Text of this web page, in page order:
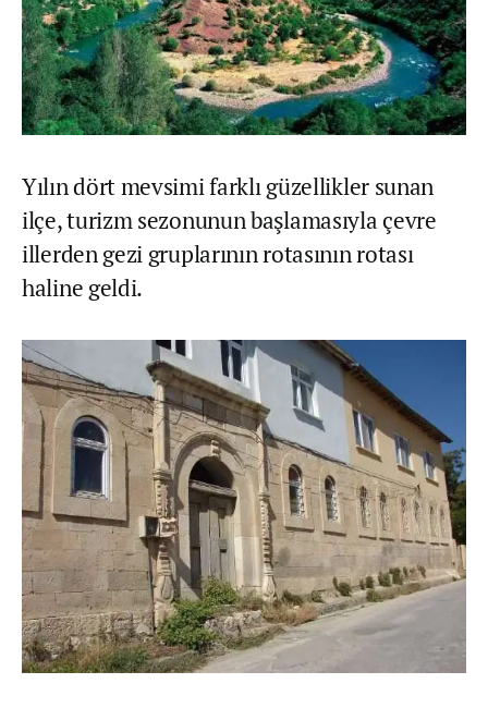
Yılın dört mevsimi farklı güzellikler sunan
ilçe, turizm sezonunun başlamasıyla çevre
illerden gezi gruplarının rotasının rotası
haline geldi.